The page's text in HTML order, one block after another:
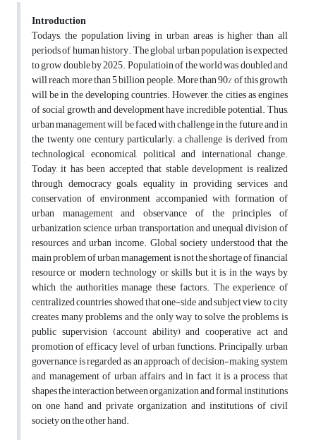
Introduction
Todays, the population living in urban areas is higher than all
periods of human history. The global urban population is expected
to grow double by 2025. Populatioin of the world was doubled and
will reach more than 5 billion people. More than 90% of this growth
will be in the developing countries. However, the cities as engines
of social growth and development have incredible potential. Thus,
urban management will be faced with challenge in the future and in
the twenty one century particularly; a challenge is derived from
technological, economical, political and international change.
Today, it has been accepted that stable development is realized
through democracy goals, equality in providing services and
conservation of environment accompanied with formation of
urban management and observance of the principles of
urbanization science, urban transportation and unequal division of
resources and urban income. Global society understood that the
main problem of urban management is not the shortage of financial
resource or modern technology or skills but it is in the ways by
which the authorities manage these factors. The experience of
centralized countries showed that one-side and subject view to city
creates many problems and the only way to solve the problems is
public supervision (account ability) and cooperative act and
promotion of efficacy level of urban functions. Principally, urban
governance is regarded as an approach of decision-making system
and management of urban affairs and in fact it is a process that
shapes the interaction between organization and formal institutions
on one hand and private organization and institutions of civil
society on the other hand.